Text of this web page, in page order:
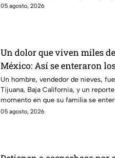
haberla asfixiado.
05 agosto, 2026
Un dolor que viven miles
México: Así se enteraron
de un vendedor de nieves
asesinato en Tijuana, Baja
Un hombre, vendedor de nieves,
Tijuana, Baja California, y un
momento en que su familia se
noticia.
05 agosto, 2026